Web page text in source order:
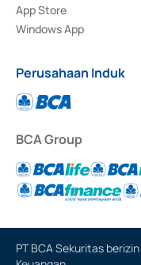
App Store
Windows App
Perusahaan Induk
BCA Group
PT BCA Sekuritas